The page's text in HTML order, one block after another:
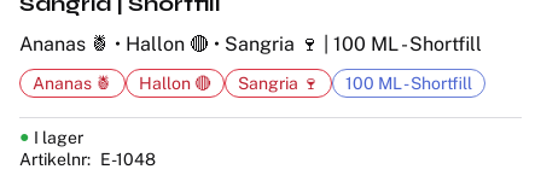
Ananas 🍍 • Hallon 🔴 • Sangria 🍷 | 100 ML - Shortfill
I lager
Artikelnr
E-1048
Ananas 🍍 Hallon 🔴 Sangria 🍷 100 ML - Shortfill